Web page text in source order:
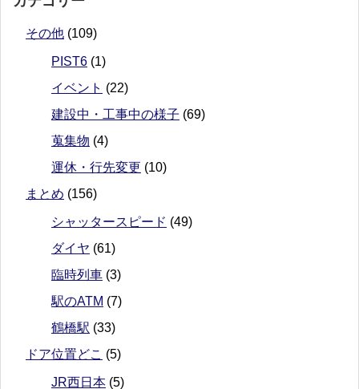
その他 (109)
PIST6 (1)
イベント (22)
建設中・工事中の様子 (69)
蒐集物 (4)
運休・行先変更 (10)
まとめ (156)
シャッタースピード (49)
ダイヤ (61)
臨時列車 (3)
駅のATM (7)
鶴橋駅 (33)
ドア位置どこ (5)
JR西日本 (5)